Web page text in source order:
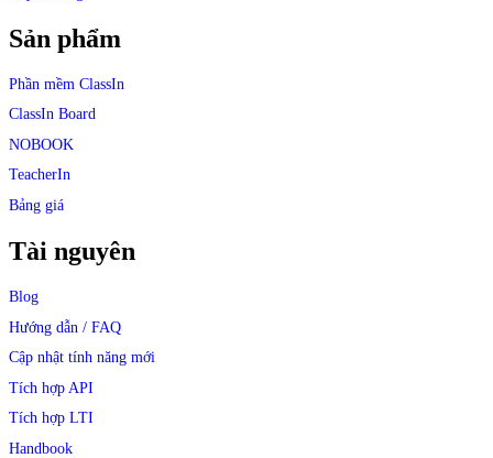
Sản phẩm
Phần mềm ClassIn
ClassIn Board
NOBOOK
TeacherIn
Bảng giá
Tài nguyên
Blog​
Hướng dẫn / FAQ​
Cập nhật tính năng mới​
Tích hợp API​
Tích hợp LTI
Handbook